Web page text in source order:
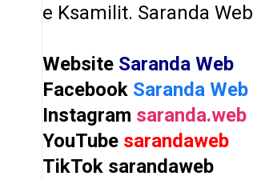
e Ksamilit. Saranda Web
Website Saranda Web
Facebook Saranda Web
Instagram saranda.web
YouTube sarandaweb
TikTok sarandaweb